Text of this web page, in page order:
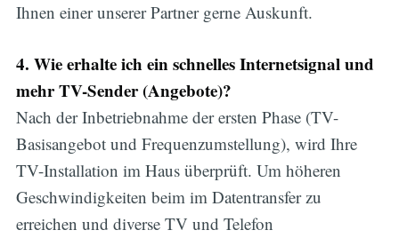
Ihnen einer unserer Partner gerne Auskunft.
4. Wie erhalte ich ein schnelles Internetsignal und
mehr TV-Sender (Angebote)?
Nach der Inbetriebnahme der ersten Phase (TV-
Basisangebot und Frequenzumstellung), wird Ihre
TV-Installation im Haus überprüft. Um höheren
Geschwindigkeiten beim im Datentransfer zu
erreichen und diverse TV und Telefon